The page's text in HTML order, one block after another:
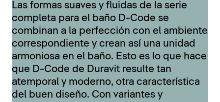
Las formas suaves y fluidas de la serie
completa para el baño D-Code se
combinan a la perfección con el ambiente
correspondiente y crean así una unidad
armoniosa en el baño. Esto es lo que hace
que D-Code de Duravit resulte tan
atemporal y moderno, otra característica
del buen diseño. Con variantes y